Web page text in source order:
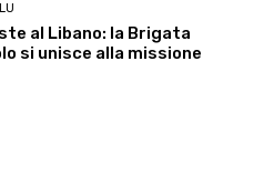
al Libano: la Brigata
si unisce alla missione